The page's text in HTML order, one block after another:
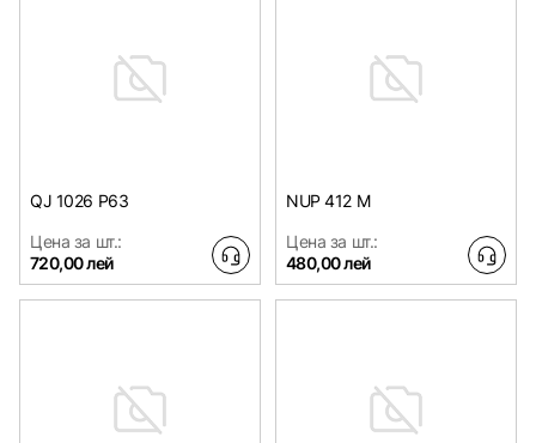
QJ 1026 P63
Цена за шт.:
720,00 лей
NUP 412 M
Цена за шт.:
480,00 лей